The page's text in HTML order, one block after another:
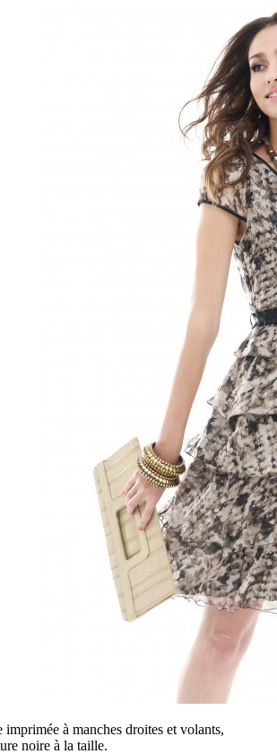
imprimée à manches droites et volants,
noire à la taille.